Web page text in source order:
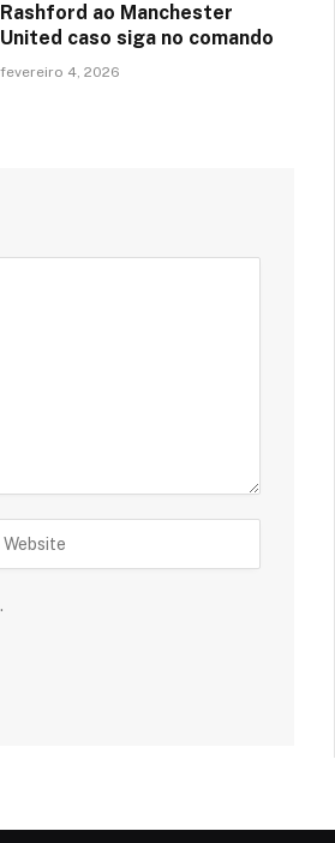
Rashford ao Manchester
United caso siga no comando
fevereiro 4, 2026